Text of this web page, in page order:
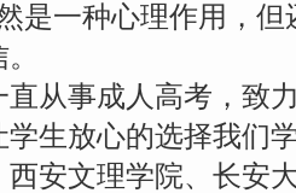
是一种心理作用，
直从事成人高考，致
生放心的选择我们
安文理学院、长安